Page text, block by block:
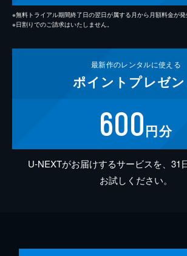
※無料トライアル期間終了日の翌日が属する月から月額料金が発
※日割りでのご請求はいたしません。
最新作のレンタルに使える
ポイント プレゼン
600円分
U-NEXTがお届けするサービスを、31
お試しください。